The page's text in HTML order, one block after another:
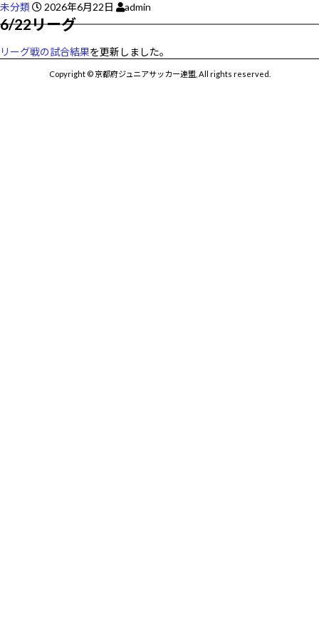
未分類 2026年6月22日 admin
6/22リーグ
リーグ戦の試合結果を更新しました。
Copyright © 京都府ジュニアサッカー連盟, All rights reserved.